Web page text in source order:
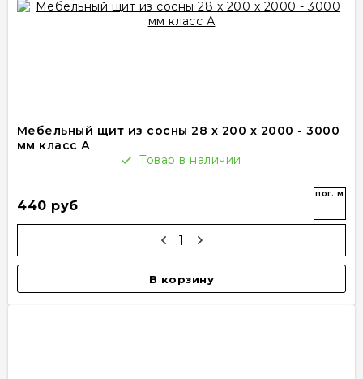
Мебельный щит из сосны 28 х 200 х 2000 - 3000
мм класс А
Товар в наличии
440 руб
пог. м
В корзину